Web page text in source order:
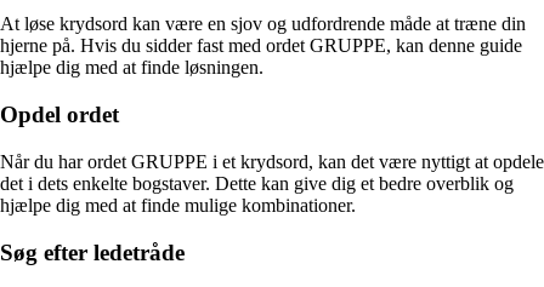
At løse krydsord kan være en sjov og udfordrende måde at træne din
hjerne på. Hvis du sidder fast med ordet GRUPPE, kan denne guide
hjælpe dig med at finde løsningen.
Opdel ordet
Når du har ordet GRUPPE i et krydsord, kan det være nyttigt at opdele
det i dets enkelte bogstaver. Dette kan give dig et bedre overblik og
hjælpe dig med at finde mulige kombinationer.
Søg efter ledetråde